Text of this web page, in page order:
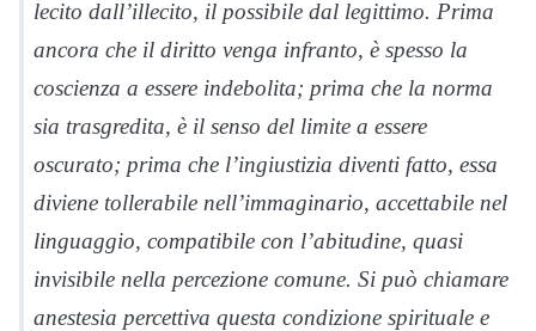
lecito dall’illecito, il possibile dal legittimo. Prima
ancora che il diritto venga infranto, è spesso la
coscienza a essere indebolita; prima che la norma
sia trasgredita, è il senso del limite a essere
oscurato; prima che l’ingiustizia diventi fatto, essa
diviene tollerabile nell’immaginario, accettabile nel
linguaggio, compatibile con l’abitudine, quasi
invisibile nella percezione comune. Si può chiamare
anestesia percettiva questa condizione spirituale e